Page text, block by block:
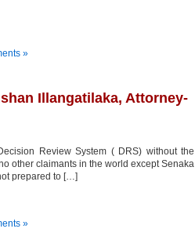
»
Illangatilaka, Attorney-
Review System ( DRS) without the
other claimants in the world except Senaka
prepared to […]
»